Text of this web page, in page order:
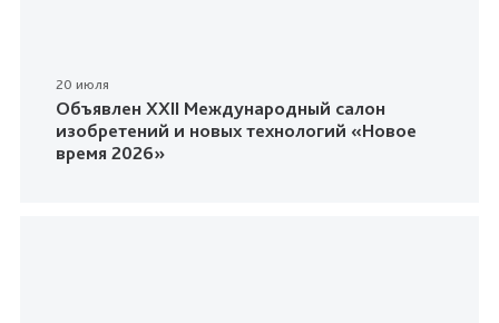
20 июля
Объявлен XXII Международный салон
изобретений и новых технологий «Новое
время 2026»